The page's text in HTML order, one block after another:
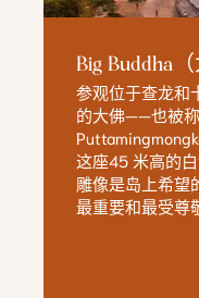
Big Buddha（
参观位于查龙和
的大佛——也被
这座45 米高的
雕像是岛上希望
最重要和最受尊